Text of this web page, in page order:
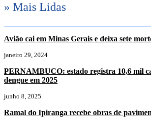
» Mais Lidas
Avião cai em Minas Gerais e deixa sete
janeiro 29, 2024
PERNAMBUCO: estado registra 10,6 mil
dengue em 2025
junho 8, 2025
Ramal do Ipiranga recebe obras de